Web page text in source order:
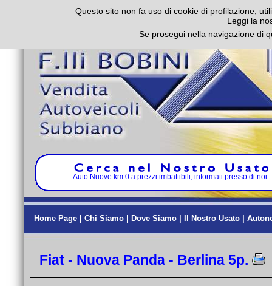
Questo sito non fa uso di cookie di profilazione,
Leggi la
Se prosegui nella navigazione
Auto Nuove km 0 a prezzi imbattibili, informati presso di noi.
Home Page Chi Siamo Dove Siamo Il Nostro Usato
Fiat - Nuova Panda - Berlina 5p.